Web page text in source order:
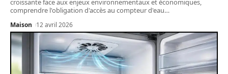
croissante face aux enjeux environnementaux et économiques,
comprendre l'obligation d'accès au compteur d'eau…
Maison 12 avril 2026